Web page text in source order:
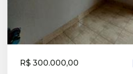
R$ 300.000,00